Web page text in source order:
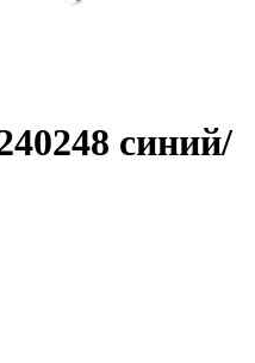
синий/